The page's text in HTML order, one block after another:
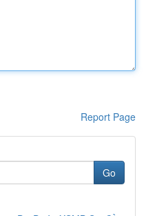
Report Page
Go